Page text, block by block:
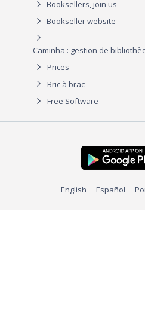
Booksellers, join us
Bookseller website
Caminha : gestion de
Prices
Bric à brac
Free Software
English Español